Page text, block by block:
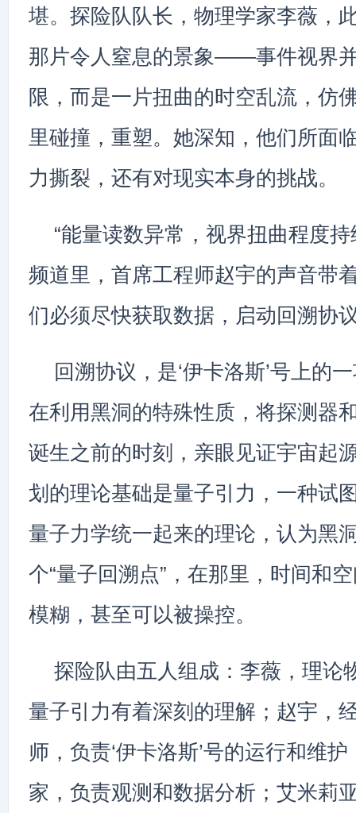
堪。探险队队长，物理学家李薇，
那片令人窒息的景象——事件视界
限，而是一片扭曲的时空乱流，仿
里碰撞，重塑。她深知，他们所面
力撕裂，还有对现实本身的挑战。
“能量读数异常，视界扭曲程度
频道里，首席工程师赵宇的声音带
们必须尽快获取数据，启动回溯协
回溯协议，是‘伊卡洛斯’号上的
在利用黑洞的特殊性质，将探测器
诞生之前的时刻，亲眼见证宇宙起
划的理论基础是量子引力，一种试
量子力学统一起来的理论，认为黑
个“量子回溯点”，在那里，时间和
模糊，甚至可以被操控。
探险队由五人组成：李薇，理论
量子引力有着深刻的理解；赵宇，
师，负责‘伊卡洛斯’号的运行和维
家，负责观测和数据分析；艾米莉